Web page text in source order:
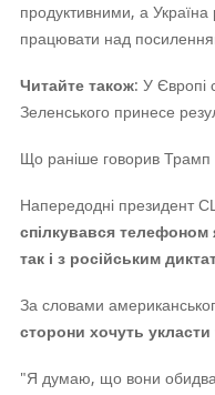
продуктивними, а
працювати над
Читайте також: У Європі
Зеленського принесе
Що раніше говорив Трамп
Напередодні президент
спілкувався
так і з російським
За словами
сторони хочуть
"Я думаю, що вони обидва